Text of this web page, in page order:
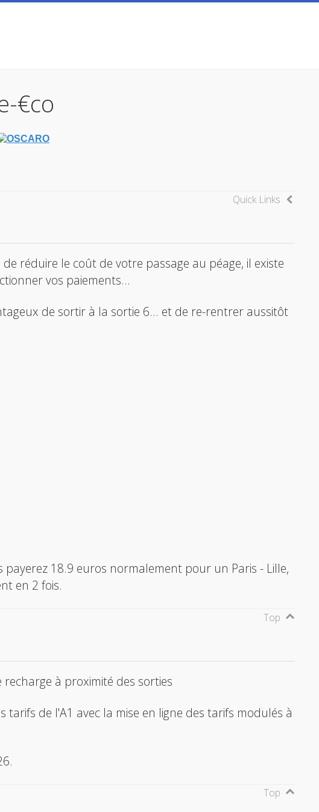
€co
Quick Links
réduire le coût de votre passage au péage, il existe
vos paiements...
de sortir à la sortie 6... et de re-rentrer aussitôt
payerez 18.9 euros normalement pour un Paris - Lille,
en 2 fois.
Top
à proximité des sorties
de l'A1 avec la mise en ligne des tarifs modulés à
Top